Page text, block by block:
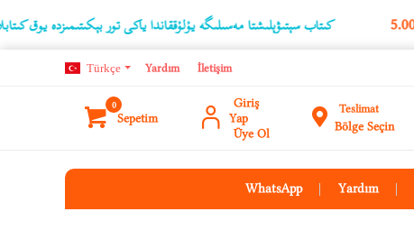
كىتاب سېتىۋېلىشتا مەسىلىگە يۇلۇققاندا ياكى تور بېكىتىمىزدە يوق
Türkçe Yardım İletişim
Teslimat
Bölge Seçin
Giriş
Yap
Üye Ol
0
Sepetim
Yardım
WhatsApp